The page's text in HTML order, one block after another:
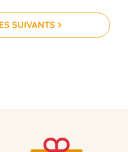
SUIVANTS